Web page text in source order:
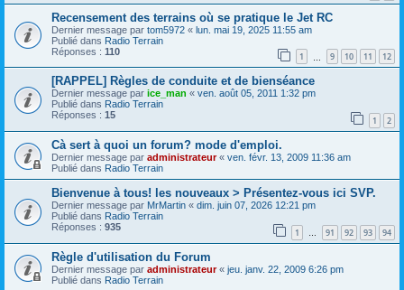
Recensement des terrains où se pratique le Jet RC
Dernier message par tom5972 « lun. mai 19, 2025 11:55 am
Publié dans Radio Terrain
Réponses : 110 1 9 10 11 12
[RAPPEL] Règles de conduite et de bienséance
Dernier message par ice_man « ven. août 05, 2011 1:32 pm
Publié dans Radio Terrain
Réponses : 15 1 2
Cà sert à quoi un forum? mode d'emploi.
Dernier message par administrateur« ven. févr. 13, 2009 11:36 am
Publié dans Radio Terrain
Bienvenue à tous! les nouveaux > Présentez-vous ici SVP.
Dernier message par MrMartin « dim. juin 07, 2026 12:21 pm
Publié dans Radio Terrain
Réponses : 935 1 … 91 92 93 94
Règle d'utilisation du Forum
Dernier message par administrateur« jeu. janv. 22, 2009 6:26 pm
Publié dans Radio Terrain